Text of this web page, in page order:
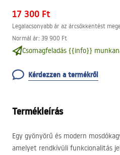
17 300 Ft
Legalacsonyabb ár az árcsökkentést
Normál ár: 39 900 Ft
Csomagfeladás {{info}}
Kérdezzen a termékről
Termékleírás
Egy gyönyörű és modern
amelyet rendkívüli funkcionalitás